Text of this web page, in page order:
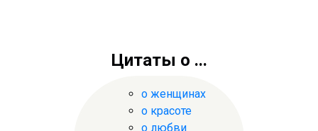
Цитаты о ...
о женщинах
о красоте
о любви